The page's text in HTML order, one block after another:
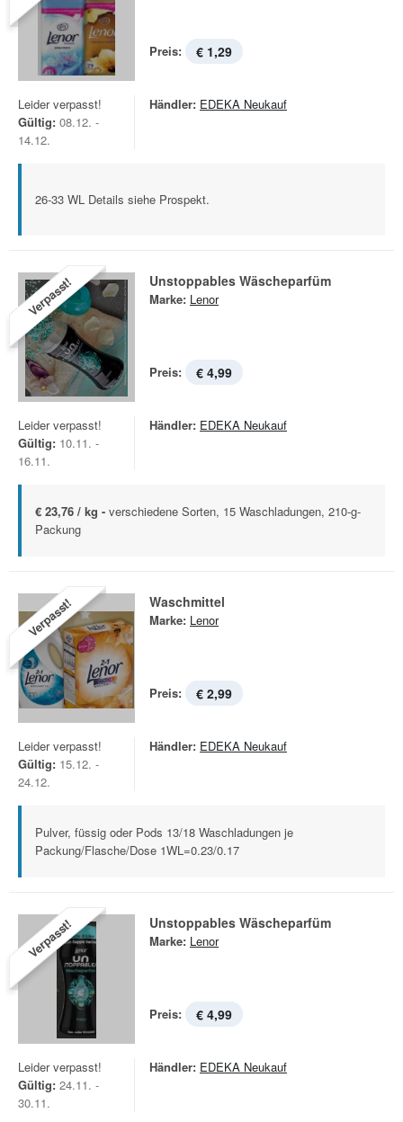
Preis: € 1,29
Leider verpasst!
Gültig: 08.12. -
14.12.
Händler: EDEKA Neukauf
26-33 WL Details siehe Prospekt.
Verpasst! Unstoppables Wäscheparfüm
Marke: Lenor
Preis: € 4,99
Leider verpasst!
Gültig: 10.11. -
16.11.
Händler: EDEKA Neukauf
€ 23,76 / kg - verschiedene Sorten, 15 Waschladungen, 210-g-
Packung
Verpasst! Waschmittel
Marke: Lenor
Preis: € 2,99
Leider verpasst!
Gültig: 15.12. -
24.12.
Händler: EDEKA Neukauf
Pulver, füssig oder Pods 13/18 Waschladungen je
Packung/Flasche/Dose 1WL=0.23/0.17
Verpasst! Unstoppables Wäscheparfüm
Marke: Lenor
Preis: € 4,99
Leider verpasst!
Gültig: 24.11. -
30.11.
Händler: EDEKA Neukauf